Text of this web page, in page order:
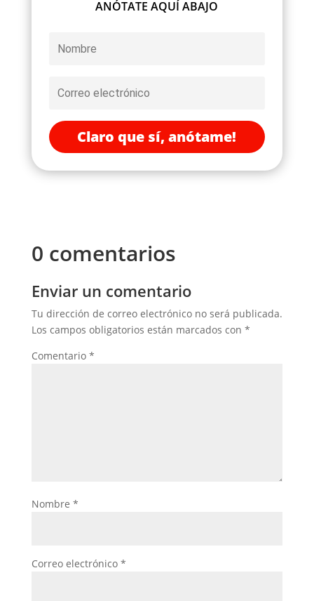
ANÓTATE AQUÍ ABAJO
Claro que sí, anótame!
0 comentarios
Enviar un comentario
Tu dirección de correo electrónico no será publicada.
Los campos obligatorios están marcados con *
Comentario *
Nombre *
Correo electrónico *